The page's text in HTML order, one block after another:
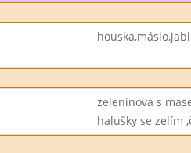
zeleninová s
halušky se zelím